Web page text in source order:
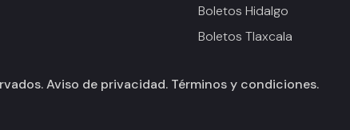
Boletos Hidalgo
Boletos Tlaxcala
Aviso de privacidad. Términos y condiciones.